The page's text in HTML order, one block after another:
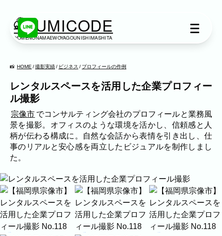
KUMICODE
YOMENONAMAEWOYAGOUNISHIMASHITA
出張撮影
下記より、ご希望の撮影カテゴリをご覧い
ただけます。
ネット予約では予約状況の確認からご予約
まで、スムーズにご利用いただけます。
家族写真
カップル
ブライダル マタニティ
ビジネス
建築・不動産
民泊
店舗・会社
プロフィール
料理
ECサイト商品
HOME 撮影実績 ビジネス プロフィールの作例
レンタルスペースを活用した企業プロフィー
ル撮影
宗像市 でコンサルティング会社のプロフィールと業務風
景を撮影。オフィスのような環境を活かし、信頼感と人
柄が伝わる構成に。自然な会話から表情を引き出し、仕
事のリアルと安心感を両立したビジュアルを制作しまし
た。
作例情報